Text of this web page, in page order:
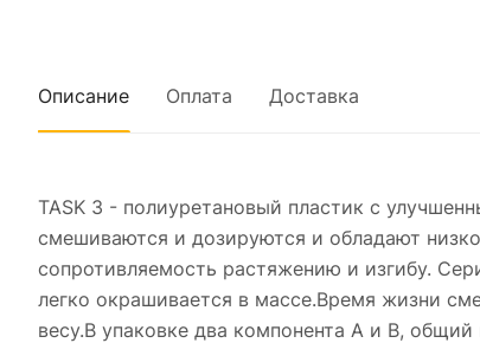
Описание Оплата Доставка
TASK 3 - полиуретановый пластик с
смешиваются и дозируются и обладают
сопротивляемость растяжению и изгибу.
легко окрашивается в массе.Время жизни
весу.В упаковке два компонента А и В, общий